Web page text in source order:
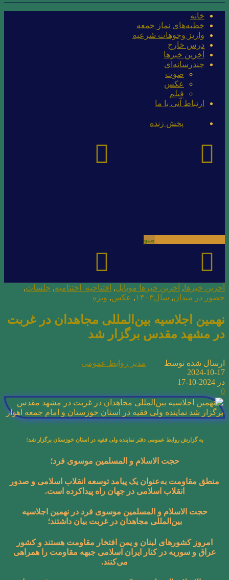
خانه
خطبه‌های نماز جمعه
واریز وجوهات شرعیه
درس خارج
آخرین خبرها
چندرسانه‌ای
صوت
عکس
فیلم
ارتباط آنی با ما
پخش زنده
منو
آخرین خبرها, آخرین خبرها موبایل, افتتاحیه_اختتامیه, جلسات,
حضور در میدان, سال۱۴۰۳ , عکس, ویژه
نهمین اجلاسیه بین‌المللی مجاهدان در غربت
در مشهد مقدس برگزار شد
ارسال شده توسط
مدیر روابط عمومی
2024-10-17
در 2024-10-17
0
به گزارش روابط عمومی دفتر نماینده ولی فقیه در استان خوزستان برگزار شد؛
حجت الاسلام و المسلمین موسوی فرد؛
منطق مقاومت به‌عنوان یک پیامد توسعه انقلاب اسلامی و صدور
انقلاب اسلامی در جهان راه پیداکرده است.
حجت الاسلام و المسلمین موسوی فرد در نهمین اجلاسیه
بین‌المللی مجاهدان در غربت بیان داشتند؛
امروز کشورهای لبنان و یمن افتخار مقاومت هستند و کشور
عراق و سوریه در کنار ایران اسلامی جبهه مقاومت را همراهی
می‌کنند.